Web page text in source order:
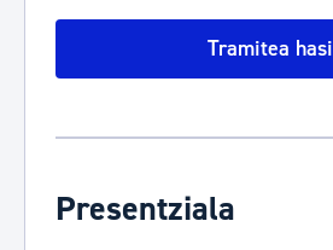
Tramitea hasi
Presentziala